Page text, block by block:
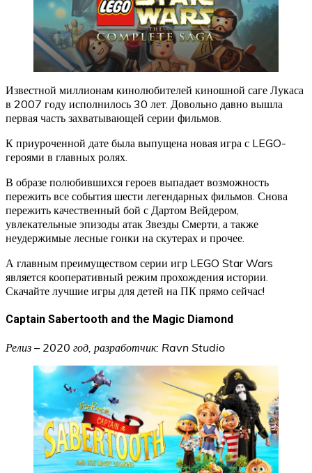
Известной миллионам кинолюбителей киношной саге Лукаса
в 2007 году исполнилось 30 лет. Довольно давно вышла
первая часть захватывающей серии фильмов.
К приуроченной дате была выпущена новая игра с LEGO-
героями в главных ролях.
В образе полюбившихся героев выпадает возможность
пережить все события шести легендарных фильмов. Снова
пережить качественный бой с Дартом Вейдером,
увлекательные эпизоды атак Звезды Смерти, а также
неудержимые лесные гонки на скутерах и прочее.
А главным преимуществом серии игр LEGO Star Wars
является кооперативный режим прохождения истории.
Скачайте лучшие игры для детей на ПК прямо сейчас!
Captain Sabertooth and the Magic Diamond
Релиз – 2020 год, разработчик: Ravn Studio